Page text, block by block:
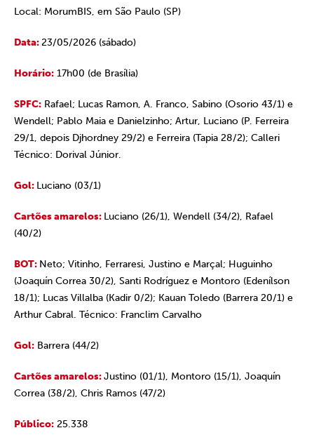
Local: MorumBIS, em São Paulo (SP)
Data:23/05/2026 (sábado)
Horário: 17h00 (de Brasília)
SPFC: Rafael; Lucas Ramon, A. Franco, Sabino (Osorio 43/1) e
Wendell; Pablo Maia e Danielzinho; Artur, Luciano (P. Ferreira
29/1, depois Djhordney 29/2) e Ferreira (Tapia 28/2); Calleri
Técnico: Dorival Júnior.
Gol: Luciano (03/1)
Cartões amarelos: Luciano (26/1), Wendell (34/2), Rafael
(40/2)
BOT: Neto; Vitinho, Ferraresi, Justino e Marçal; Huguinho
(Joaquín Correa 30/2), Santi Rodríguez e Montoro (Edenílson
18/1); Lucas Villalba (Kadir 0/2); Kauan Toledo (Barrera 20/1) e
Arthur Cabral. Técnico: Franclim Carvalho
Gol: Barrera (44/2)
Cartões amarelos:Justino (01/1), Montoro (15/1), Joaquín
Correa (38/2), Chris Ramos (47/2)
Público: 25.338